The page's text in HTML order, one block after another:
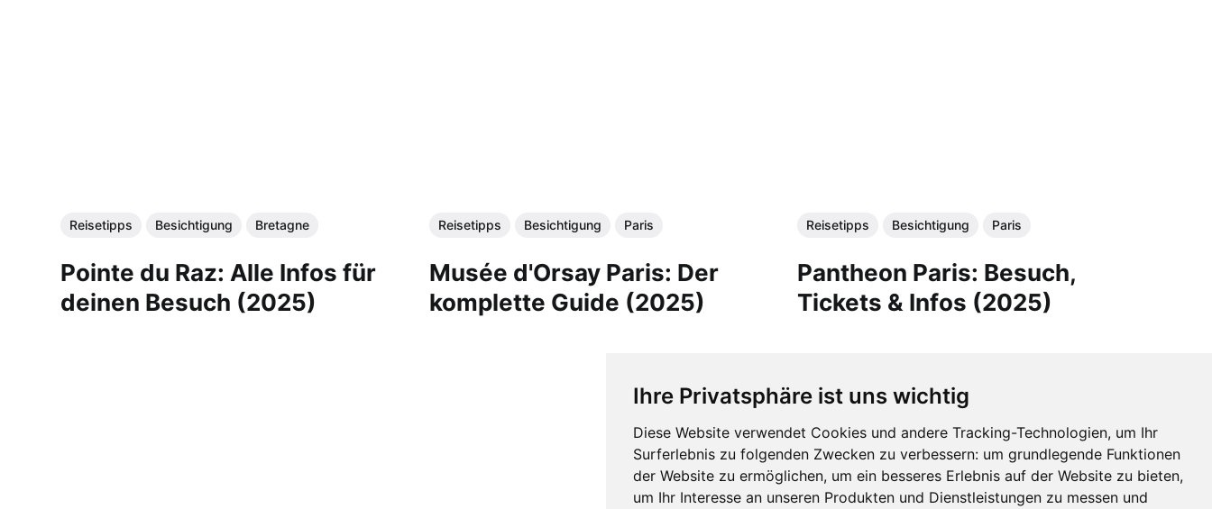
Ihre Privatsphäre ist uns wichtig
Diese Website verwendet Cookies und andere Tracking-Technologien, um Ihr
Surferlebnis zu folgenden Zwecken zu verbessern: um grundlegende Funktionen
der Website zu ermöglichen, um ein besseres Erlebnis auf der Website zu bieten,
um Ihr Interesse an unseren Produkten und Dienstleistungen zu messen und
Reisetipps Besichtigung Bretagne
Pointe du Raz: Alle Infos für
deinen Besuch (2025)
Reisetipps Besichtigung Paris
Musée d'Orsay Paris: Der
komplette Guide (2025)
Reisetipps Besichtigung Paris
Pantheon Paris: Besuch,
Tickets & Infos (2025)